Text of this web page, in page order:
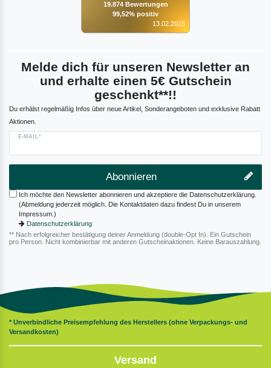
19.874 Bewertungen
99,52% positiv
13.02.2023
Melde dich für unseren Newsletter an
und erhalte einen 5€ Gutschein
geschenkt**!!
Du erhälst regelmäßig Infos über neue Artikel, Sonderangeboten und exklusive Rabatt
Aktionen.
E-MAIL*
Abonnieren
Ich möchte den Newsletter abonnieren und akzeptiere die Datenschutzerklärung.
(Abmeldung jederzeit möglich. Die Kontaktdaten dazu findest Du in unserem
Impressum.)
Datenschutzerklärung
** Nach erfolgreicher bestätigung deiner Anmeldung (double-Opt In). Ein Gutschein
pro Person. Nicht kombinierbar mit anderen Gutscheinaktionen. Keine Barauszahlung.
* Unverbindliche Preisempfehlung des Herstellers (ohne Verpackungs- und
Versandkosten)
Versand